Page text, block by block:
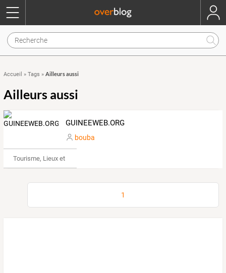
Accueil » Tags » Ailleurs aussi
Ailleurs aussi
GUINEEWEB.ORG
bouba
Tourisme, Lieux et Événements
1